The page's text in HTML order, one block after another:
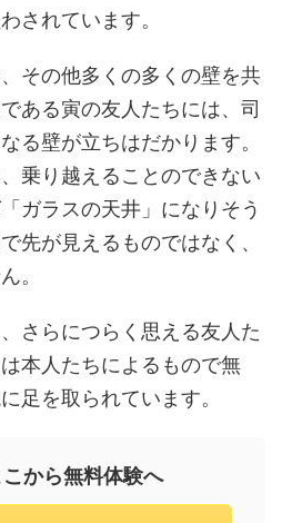
されています。
その他多くの多くの壁を共
ある寅の友人たちには、司
る壁が立ちはだかります。
乗り越えることのできない
ガラスの天井」になりそう
先が見えるものではなく、
。
さらにつらく思える友人た
本人たちによるもので無
足を取られています。
から無料体験へ